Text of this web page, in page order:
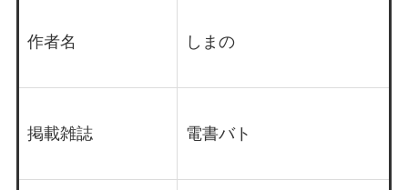
作者名 しまの
掲載雑誌 電書バト